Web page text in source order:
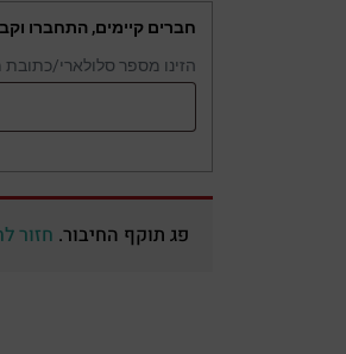
חברים קיימים, התחברו
הזינו מספר סלולארי/כתובת
פג תוקף החיבור. חזור